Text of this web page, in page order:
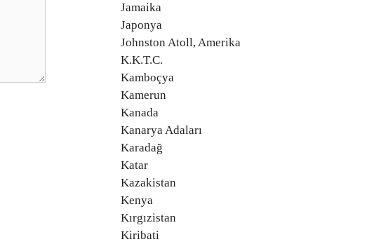
Jamaika
Japonya
Johnston Atoll, Amerika
K.K.T.C.
Kamboçya
Kamerun
Kanada
Kanarya Adaları
Karadağ
Katar
Kazakistan
Kenya
Kırgızistan
Kiribati